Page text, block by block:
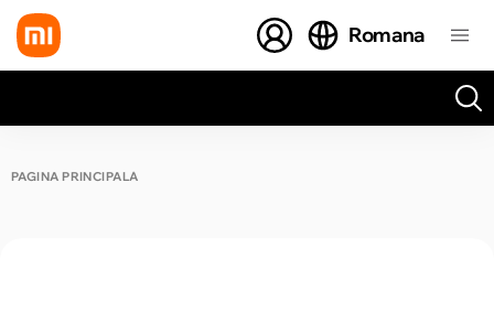
Romana
PAGINA PRINCIPALĂ